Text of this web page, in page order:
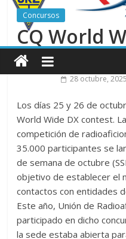
los radioaficionados
La cantera de URZ vuelve a
Contest
Unión
de
de
Zaragoza
URZ
Concursos
CQ World
28 octubre, 2025
Los días 25 y 26 de
World Wide DX contest.
competición de
35.000 participantes se
de semana de octubre
objetivo de establecer el
contactos con entidades
Este año, Unión de
participado en dicho
la sede estaba abierta